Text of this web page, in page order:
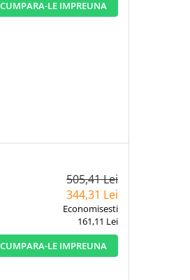
CUMPARA-LE IMPREUNA
505,41 Lei
344,31 Lei
Economisesti
161,11 Lei
CUMPARA-LE IMPREUNA